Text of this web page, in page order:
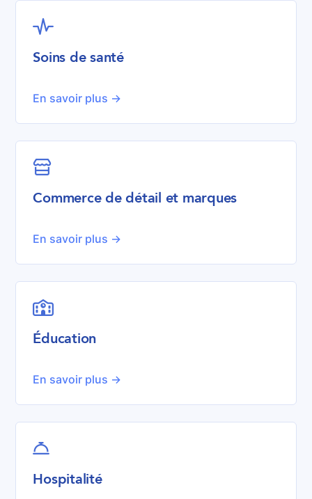

Soins de santé
En savoir plus ->

Commerce de détail et marques
En savoir plus ->

Éducation
En savoir plus ->

Hospitalité